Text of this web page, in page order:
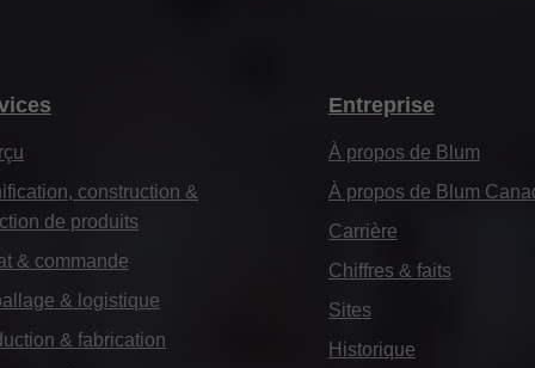
construction &
de produits
& commande
& logistique
& fabrication
Entreprise
À propos de Blum
À propos de Blum
Carrière
Chiffres & faits
Sites
Historique